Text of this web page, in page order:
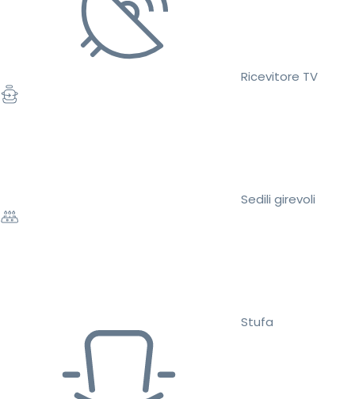
Ricevitore TV
Sedili girevoli
Stufa